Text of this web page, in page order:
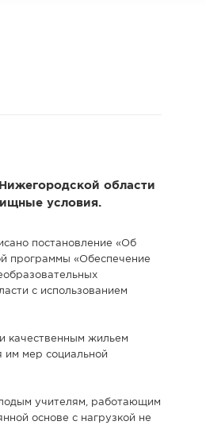
области
условия.
постановление «Об
программы «Обеспечение
с использованием
качественным жильем
им мер социальной
учителям, работающим
основе с нагрузкой не